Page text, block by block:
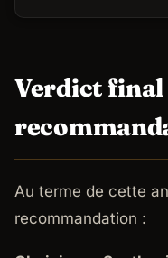
Verdict
Au terme de cette
recommandation :